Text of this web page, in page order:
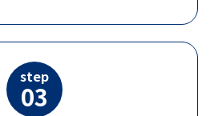
step
03